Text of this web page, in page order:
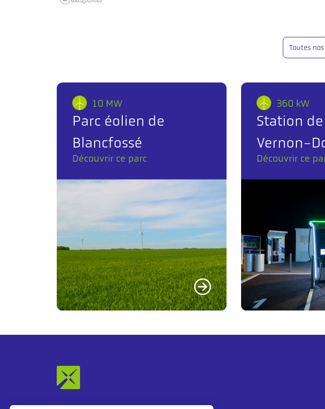
Toutes
10 MW
Parc éolien de
Blancfossé
Découvrir ce parc
360 kW
Station
Vernon-
Découvrir ce